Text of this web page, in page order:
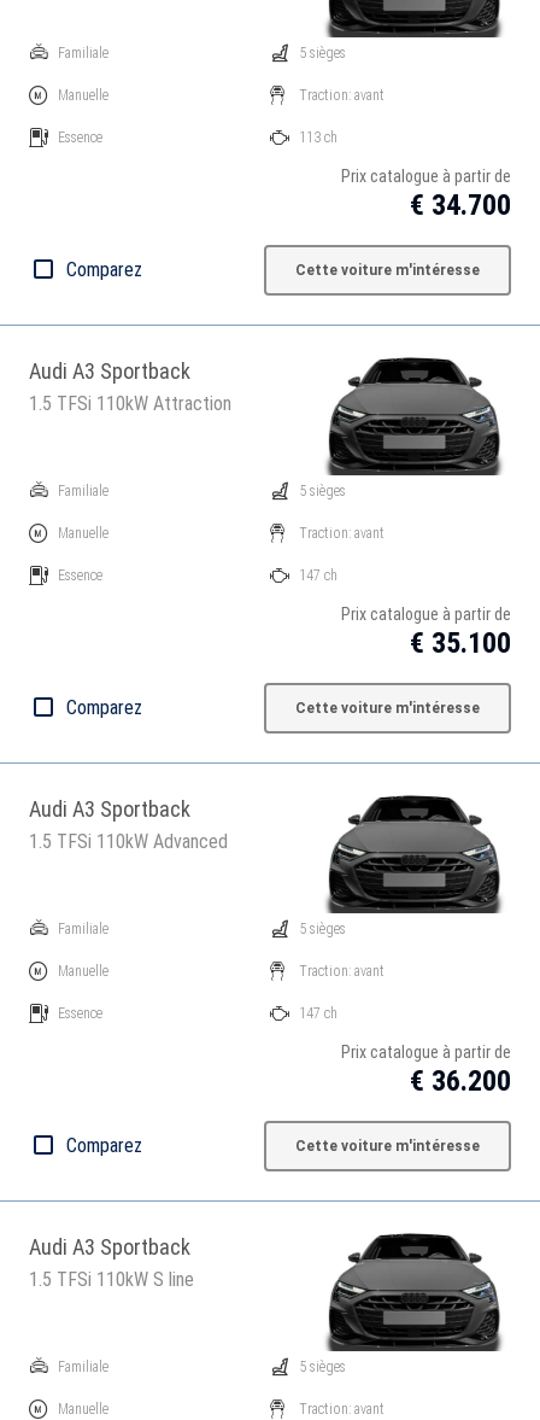
Familiale
Manuelle
Essence
5 sièges
Traction: avant
113 ch
Prix catalogue à partir de
€ 34.700
Comparez Cette voiture m'intéresse
Audi A3 Sportback
1.5 TFSi 110kW Attraction
Familiale
Manuelle
Essence
5 sièges
Traction: avant
147 ch
Prix catalogue à partir de
€ 35.100
Comparez Cette voiture m'intéresse
Audi A3 Sportback
1.5 TFSi 110kW Advanced
Familiale
Manuelle
Essence
5 sièges
Traction: avant
147 ch
Prix catalogue à partir de
€ 36.200
Comparez Cette voiture m'intéresse
Audi A3 Sportback
1.5 TFSi 110kW S line
Familiale
Manuelle
5 sièges
Traction: avant